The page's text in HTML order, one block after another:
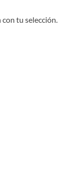
tu selección.